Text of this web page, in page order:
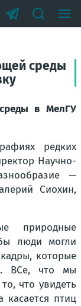
среды
в МелГУ
редких
Научно-
—
Сиохин,
природные
люди могли
которые
ВСе, что мы
что увидеть
касается птиц